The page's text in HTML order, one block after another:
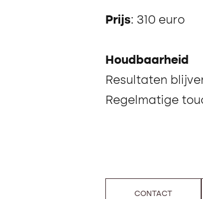
Prijs: 310 euro
Houdbaarheid
Resultaten
Regelmatige
CONTACT